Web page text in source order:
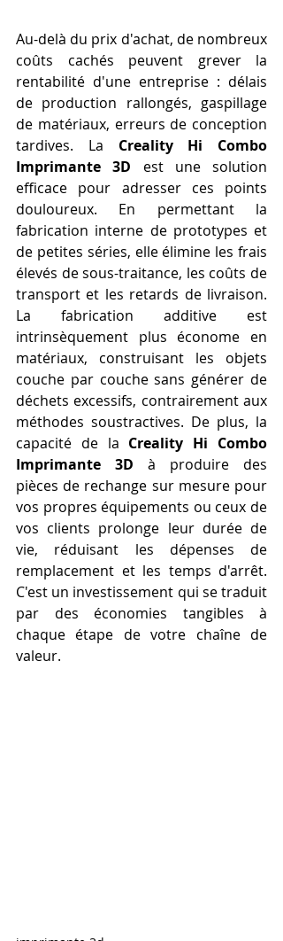
Au-delà du prix d'achat, de nombreux
coûts cachés peuvent grever la
rentabilité d'une entreprise : délais
de production rallongés, gaspillage
de matériaux, erreurs de conception
tardives. La Creality Hi Combo
Imprimante 3D est une solution
efficace pour adresser ces points
douloureux. En permettant la
fabrication interne de prototypes et
de petites séries, elle élimine les frais
élevés de sous-traitance, les coûts de
transport et les retards de livraison.
La fabrication additive est
intrinsèquement plus économe en
matériaux, construisant les objets
couche par couche sans générer de
déchets excessifs, contrairement aux
méthodes soustractives. De plus, la
capacité de la Creality Hi Combo
Imprimante 3D à produire des
pièces de rechange sur mesure pour
vos propres équipements ou ceux de
vos clients prolonge leur durée de
vie, réduisant les dépenses de
remplacement et les temps d'arrêt.
C'est un investissement qui se traduit
par des économies tangibles à
chaque étape de votre chaîne de
valeur.